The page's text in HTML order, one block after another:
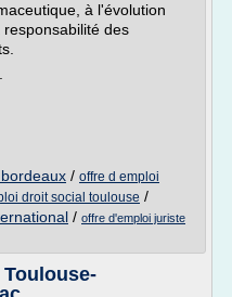
à l'évolution
des
/ offre d emploi
droit social toulouse /
/ offre d'emploi juriste